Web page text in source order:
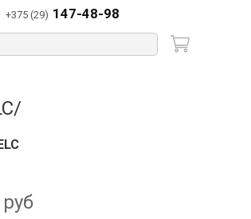
+375 (29) 147-48-98
руб